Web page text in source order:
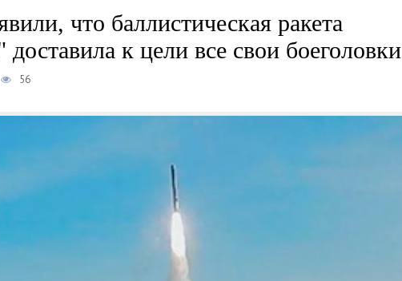
что баллистическая ракета
к цели все свои боеголовки
56